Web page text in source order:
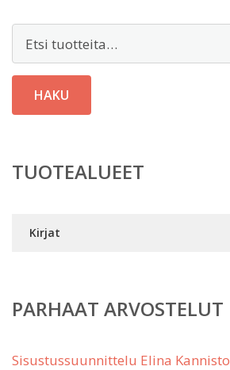
HAKU
TUOTEALUEET
Kirjat
PARHAAT ARVOSTELUT
Sisustussuunnittelu Elina Kannisto